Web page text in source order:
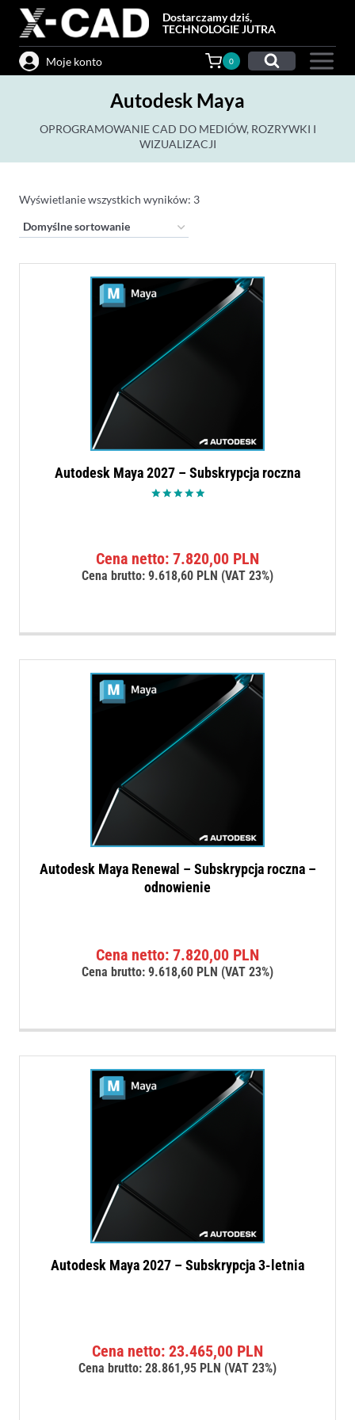
Przejdź
treści
Dostarczamy dziś,
TECHNOLOGIE JUTRA
Moje konto 0
Autodesk Maya
OPROGRAMOWANIE CAD DO MEDIÓW, ROZRYWKI I
WIZUALIZACJI
Wyświetlanie wszystkich wyników: 3
Autodesk Maya 2027 – Subskrypcja roczna
Cena netto:7.820,00 PLN
Cena brutto:9.618,60 PLN (VAT 23%)
Autodesk Maya Renewal – Subskrypcja roczna –
odnowienie
Cena netto:7.820,00 PLN
Cena brutto:9.618,60 PLN (VAT 23%)
Autodesk Maya 2027 – Subskrypcja 3-letnia
Cena netto:23.465,00 PLN
Cena brutto:28.861,95 PLN (VAT 23%)